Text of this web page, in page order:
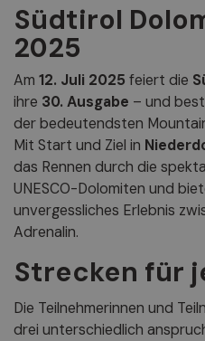
Südtirol
2025
Am 12. Juli 2025 feiert die
ihre 30. Ausgabe – und
der bedeutendsten
Mit Start und Ziel in
das Rennen durch die
UNESCO-Dolomiten und
unvergessliches Erlebnis
Adrenalin.
Strecken für
Die Teilnehmerinnen und
drei unterschiedlich